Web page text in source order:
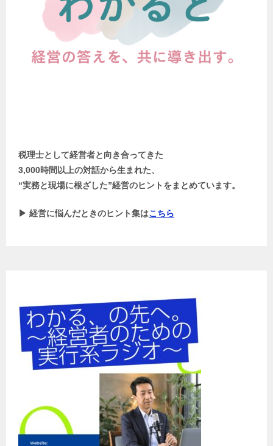
税理士として経営者と向き合ってきた
3,000時間以上の対話から生まれた、
“実務と現場に根ざした”経営のヒントをまとめています。
▶ 経営に悩んだときのヒント集はこちら